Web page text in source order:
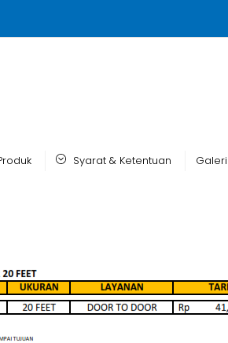
Syarat & Ketentuan Galeri